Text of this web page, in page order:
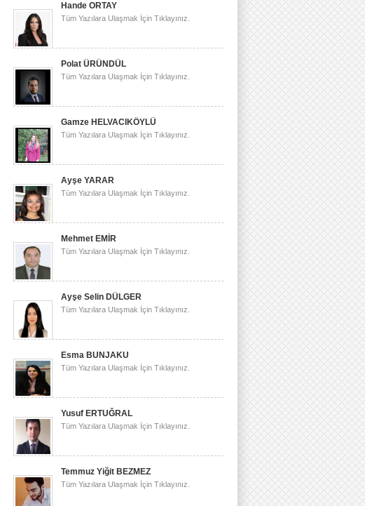
Hande ORTAY
Tüm Yazılara Ulaşmak İçin Tıklayınız.
Polat ÜRÜNDÜL
Tüm Yazılara Ulaşmak İçin Tıklayınız.
Gamze HELVACIKÖYLÜ
Tüm Yazılara Ulaşmak İçin Tıklayınız.
Ayşe YARAR
Tüm Yazılara Ulaşmak İçin Tıklayınız.
Mehmet EMİR
Tüm Yazılara Ulaşmak İçin Tıklayınız.
Ayşe Selin DÜLGER
Tüm Yazılara Ulaşmak İçin Tıklayınız.
Esma BUNJAKU
Tüm Yazılara Ulaşmak İçin Tıklayınız.
Yusuf ERTUĞRAL
Tüm Yazılara Ulaşmak İçin Tıklayınız.
Temmuz Yiğit BEZMEZ
Tüm Yazılara Ulaşmak İçin Tıklayınız.